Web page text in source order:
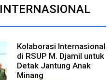
INTERNASIONAL
Kolaborasi Internasional
di RSUP M. Djamil untuk
Detak Jantung Anak
Minang